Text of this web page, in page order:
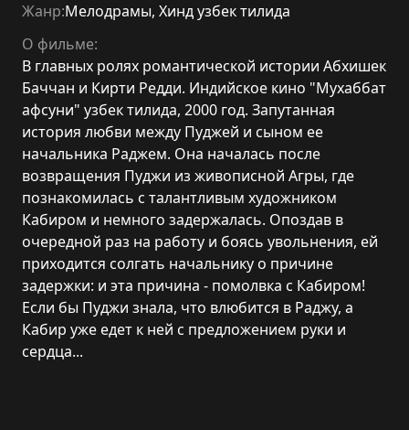
Жанр:Мелодрамы, Хинд узбек тилида
О фильме:
В главных ролях романтической истории Абхишек
Баччан и Кирти Редди. Индийское кино "Мухаббат
афсуни" узбек тилида, 2000 год. Запутанная
история любви между Пуджей и сыном ее
начальника Раджем. Она началась после
возвращения Пуджи из живописной Агры, где
познакомилась с талантливым художником
Кабиром и немного задержалась. Опоздав в
очередной раз на работу и боясь увольнения, ей
приходится солгать начальнику о причине
задержки: и эта причина - помолвка с Кабиром!
Если бы Пуджи знала, что влюбится в Раджу, а
Кабир уже едет к ней с предложением руки и
сердца...